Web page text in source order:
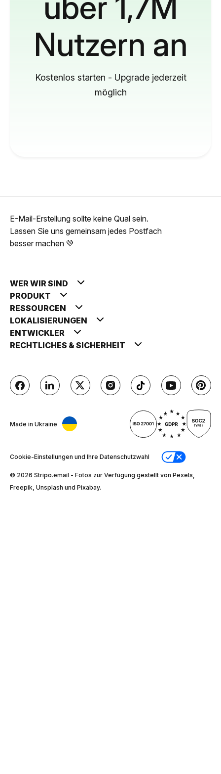
Nutzern an
Kostenlos starten - Upgrade jederzeit
möglich
E-Mail-Erstellung sollte keine Qual sein.
Lassen Sie uns gemeinsam jedes Postfach
besser machen 💚
WER WIR SIND
PRODUKT
RESSOURCEN
LOKALISIERUNGEN
ENTWICKLER
RECHTLICHES & SICHERHEIT
Made in Ukraine
Cookie-Einstellungen und Ihre Datenschutzwahl
© 2026 Stripо.email - Fotos zur Verfügung gestellt von Pexels,
Freepik, Unsplash und Pixabay.